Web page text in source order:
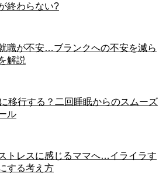
終わらない?
職が不安…ブランクへの不安を減ら
解説
移行する？二回睡眠からのスムーズ
ル
トレスに感じるママへ…イライラす
する考え方